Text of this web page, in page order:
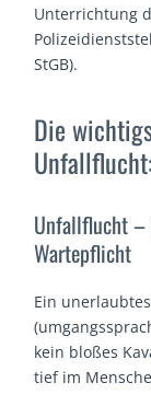
Unterrichtung
StGB).
Die
Unfallflucht –
Wartepflicht
Ein
kein bloßes
tief im